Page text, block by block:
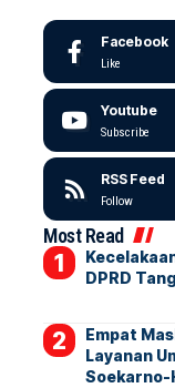
Facebook
Like
Youtube
Subscribe
RSS Feed
Follow
Most Read
DPRD
Empat
Layanan